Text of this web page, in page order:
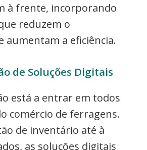
à frente, incorporando
reduzem o
aumentam a eficiência.
de Soluções Digitais
está a entrar em todos
comércio de ferragens.
de inventário até à
as soluções digitais